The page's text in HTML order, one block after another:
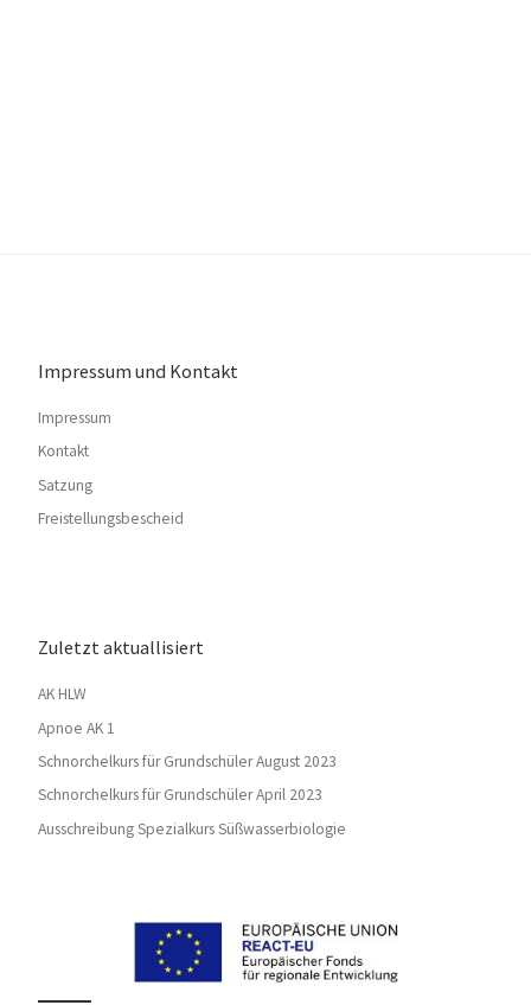
Impressum und Kontakt
Impressum
Kontakt
Satzung
Freistellungsbescheid
Zuletzt aktuallisiert
AK HLW
Apnoe AK 1
Schnorchelkurs für Grundschüler August 2023
Schnorchelkurs für Grundschüler April 2023
Ausschreibung Spezialkurs Süßwasserbiologie